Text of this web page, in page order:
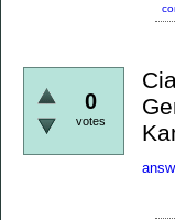
0
votes